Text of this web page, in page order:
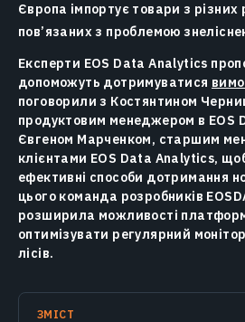
Європа імпортує товари з різних
пов’язаних з проблемою
Експерти EOS Data Analytics
допоможуть дотримуватися
поговорили з Костянтином
продуктовим менеджером в EOS
Євгеном Марченком, старшим
клієнтами EOS Data Analytics,
ефективні способи дотримання
цього команда розробників
розширила можливості
оптимізувати регулярний
лісів.
ЗМІСТ